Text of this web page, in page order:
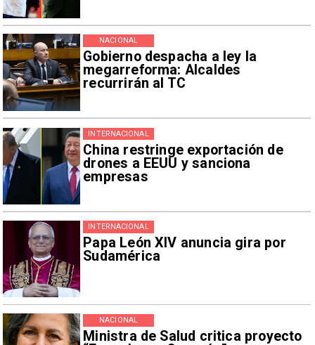
Gobierno despacha a ley la
megarreforma: Alcaldes
recurrirán al TC
NACIONAL
China restringe exportación de
drones a EEUU y sanciona
empresas
INTERNACIONAL
Papa León XIV anuncia gira por
Sudamérica
INTERNACIONAL
Ministra de Salud critica proyecto
NACIONAL